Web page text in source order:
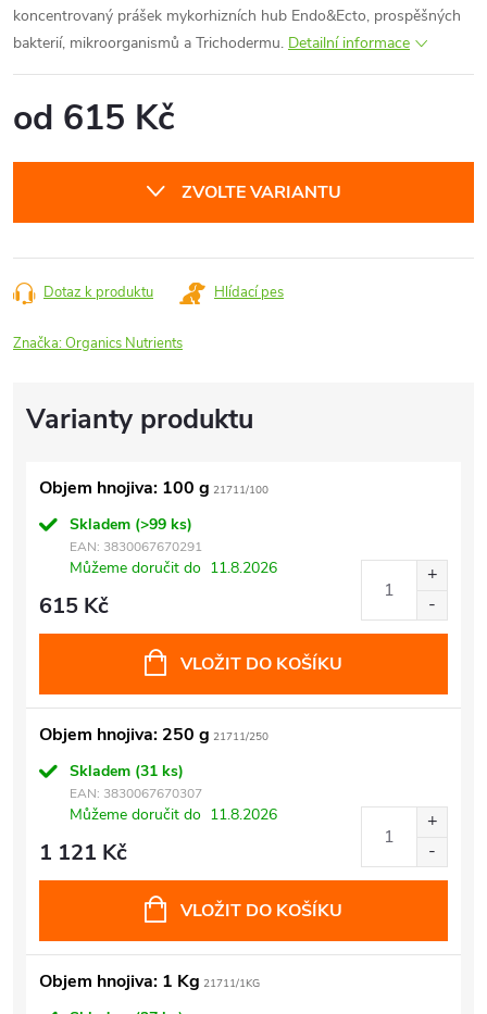
koncentrovaný prášek mykorhizních hub Endo&Ecto, prospěšných
bakterií, mikroorganismů a Trichodermu. Detailní informace
od 615 Kč
ZVOLTE VARIANTU
Dotaz k produktu Hlídací pes
Značka:Organics Nutrients
Objem hnojiva: 100 g 21711/100
Skladem (>99 ks)
EAN: 3830067670291
Můžeme doručit do 11.8.2026
615 Kč
VLOŽIT DO KOŠÍKU
Objem hnojiva: 250 g 21711/250
Skladem (31 ks)
EAN: 3830067670307
Můžeme doručit do 11.8.2026
1 121 Kč
VLOŽIT DO KOŠÍKU
Objem hnojiva: 1 Kg 21711/1KG